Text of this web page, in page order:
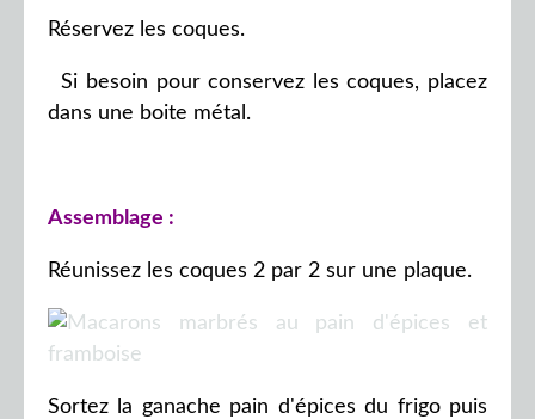
Réservez les coques.
Si besoin pourconservez les coques, placez
dans une boite métal.
Assemblage :
Réunissez les coques 2 par 2 sur une plaque.
Sortez la ganache pain d'épices du frigo puis